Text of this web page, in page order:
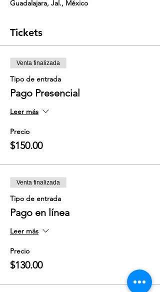
Guadalajara, Jal., México
Tickets
Venta finalizada
Tipo de entrada
Pago Presencial
Leer más
Precio
$150.00
Venta finalizada
Tipo de entrada
Pago en línea
Leer más
Precio
$130.00